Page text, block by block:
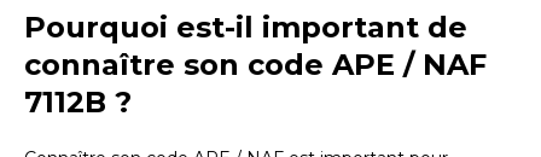
Pourquoi est-il important de
connaître son code APE / NAF
7112B ?